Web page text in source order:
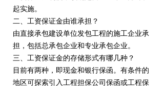
起实施。
二、工资保证金由谁承担？
由直接承包建设单位发包工程的施工企业承
担，包括总承包企业和专业承包企业。
三、工资保证金的存储形式有哪几种？
目前有两种，即现金和银行保函。有条件的
地区可探索引入工程担保公司保函或工程保